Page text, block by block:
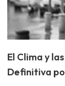
El Clima y
Definitiva